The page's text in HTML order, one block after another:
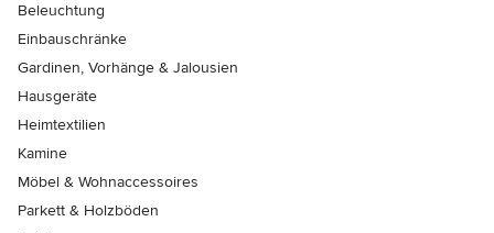
Beleuchtung
Einbauschränke
Gardinen, Vorhänge & Jalousien
Hausgeräte
Heimtextilien
Kamine
Möbel & Wohnaccessoires
Parkett & Holzböden